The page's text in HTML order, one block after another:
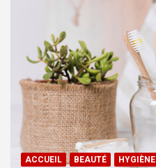
ACCUEIL BEAUTÉ HYGIÈNE